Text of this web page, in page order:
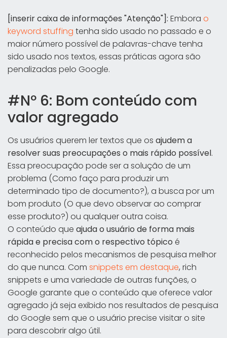
[inserir caixa de informações "Atenção"]: Embora o
keyword stuffing tenha sido usado no passado e o
maior número possível de palavras-chave tenha
sido usado nos textos, essas práticas agora são
penalizadas pelo Google.
#Nº 6: Bom conteúdo com
valor agregado
Os usuários querem ler textos que os ajudem a
resolver suas preocupações o mais rápido possível.
Essa preocupação pode ser a solução de um
problema (Como faço para produzir um
determinado tipo de documento?), a busca por um
bom produto (O que devo observar ao comprar
esse produto?) ou qualquer outra coisa.
O conteúdo que ajuda o usuário de forma mais
rápida e precisa com o respectivo tópico é
reconhecido pelos mecanismos de pesquisa melhor
do que nunca. Com snippets em destaque, rich
snippets e uma variedade de outras funções, o
Google garante que o conteúdo que oferece valor
agregado já seja exibido nos resultados de pesquisa
do Google sem que o usuário precise visitar o site
para descobrir algo útil.